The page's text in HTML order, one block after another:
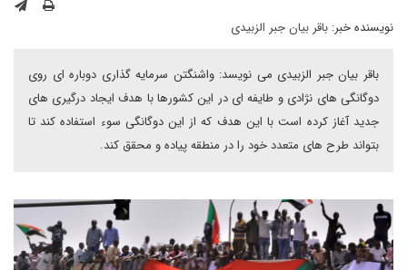
نویسنده خبر: باقر بیان جبر الزبیدی
باقر بیان جبر الزبیدی می نویسد: واشنگتن سرمایه گذاری دوباره ای روی
دوگانگی های نژادی و طایفه ای در این کشورها با هدف ایجاد درگیری های
جدید آغاز کرده است با این هدف که از این دوگانگی سوء استفاده کند تا
بتواند طرح های متعدد خود را در منطقه پیاده و محقق کند.